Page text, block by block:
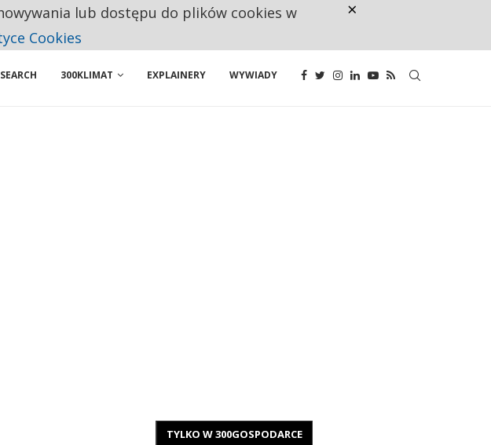
300KLIMAT EXPLAINERY WYWIADY
TYLKO W 300GOSPODARCE
lub dostępu do plików cookies w
Cookies
×